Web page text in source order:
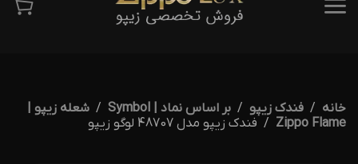
خانه فندک زیپو بر اساس نماد | Symbol
شعله زیپو |
Zippo Flame
فندک زیپو مدل 48707 لوگو زیپو